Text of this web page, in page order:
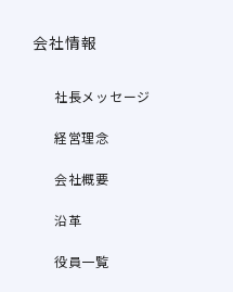
会社情報
社長メッセージ
経営理念
会社概要
沿革
役員一覧